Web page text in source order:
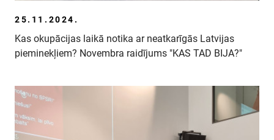
25.11.2024.
Kas okupācijas laikā notika ar neatkarīgās Latvijas
pieminekļiem? Novembra raidījums "KAS TAD BIJA?"